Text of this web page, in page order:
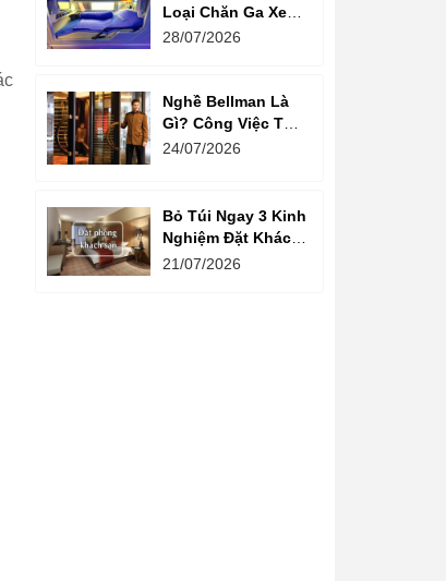
Loại Chăn Ga Xe
Giường Nằm Nào?
28/07/2026
Nghề Bellman Là
Gì? Công Việc Thú
Vị Phía Sau Cánh
24/07/2026
Bỏ Túi Ngay 3 Kinh
Nghiệm Đặt Khách
Sạn Giá Rẻ Cho
21/07/2026